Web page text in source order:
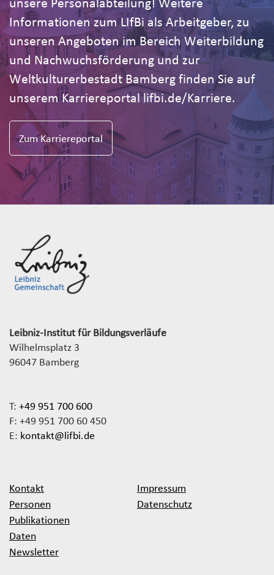
Informationen zum LIfBi als Arbeitgeber, zu
unseren Angeboten im Bereich Weiterbildung
und Nachwuchsförderung und zur
Weltkulturerbestadt Bamberg finden Sie auf
unserem Karriereportal lifbi.de/Karriere.
Zum Karriereportal
Leibniz-Institut für Bildungsverläufe
Wilhelmsplatz 3
96047 Bamberg
T: +49 951 700 600
F: +49 951 700 60 450
E: kontakt@lifbi.de
Kontakt
Personen
Publikationen
Daten
Newsletter
Impressum
Datenschutz